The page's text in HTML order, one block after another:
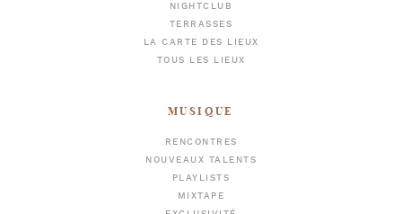
NIGHTCLUB
TERRASSES
LA CARTE DES LIEUX
TOUS LES LIEUX
MUSIQUE
RENCONTRES
NOUVEAUX TALENTS
PLAYLISTS
MIXTAPE